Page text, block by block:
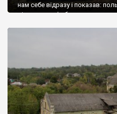
нам себе відразу і показав:
віднести до фабричних,